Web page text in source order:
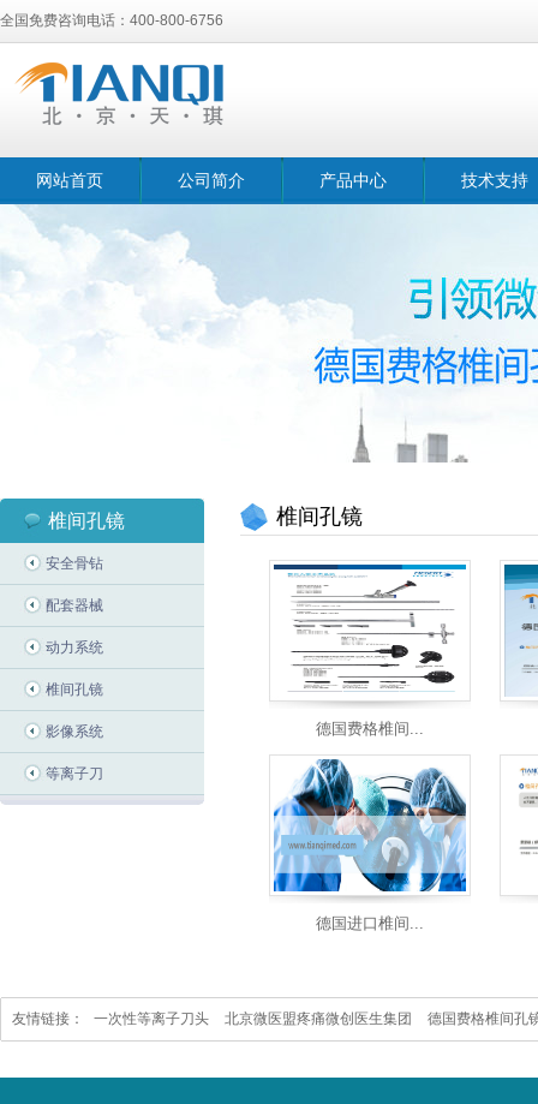
全国免费咨询电话：400-800-6756
网站首页 公司简介 产品中心 技术支持
椎间孔镜
安全骨钻
配套器械
动力系统
椎间孔镜
影像系统
等离子刀
椎间孔镜
德国费格椎间...
德国进口椎间...
友情链接： 一次性等离子刀头 北京微医盟疼痛微创医生集团 德国费格椎间孔